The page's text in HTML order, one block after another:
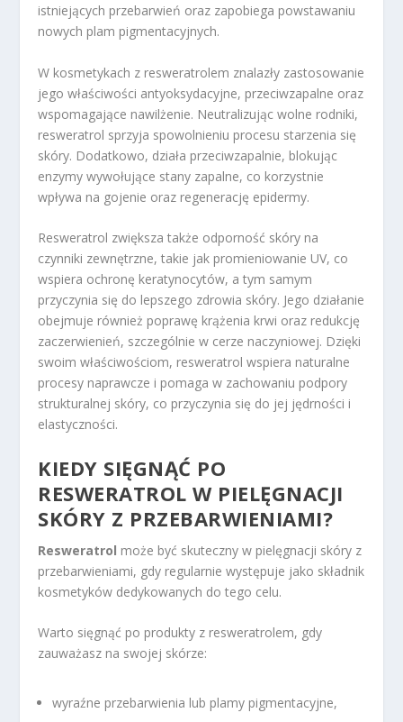
istniejących przebarwień oraz zapobiega powstawaniu
nowych plam pigmentacyjnych.
W kosmetykach z resweratrolem znalazły zastosowanie
jego właściwości antyoksydacyjne, przeciwzapalne oraz
wspomagające nawilżenie. Neutralizując wolne rodniki,
resweratrol sprzyja spowolnieniu procesu starzenia się
skóry. Dodatkowo, działa przeciwzapalnie, blokując
enzymy wywołujące stany zapalne, co korzystnie
wpływa na gojenie oraz regenerację epidermy.
Resweratrol zwiększa także odporność skóry na
czynniki zewnętrzne, takie jak promieniowanie UV, co
wspiera ochronę keratynocytów, a tym samym
przyczynia się do lepszego zdrowia skóry. Jego działanie
obejmuje również poprawę krążenia krwi oraz redukcję
zaczerwienień, szczególnie w cerze naczyniowej. Dzięki
swoim właściwościom, resweratrol wspiera naturalne
procesy naprawcze i pomaga w zachowaniu podpory
strukturalnej skóry, co przyczynia się do jej jędrności i
elastyczności.
KIEDY SIĘGNĄĆ PO
RESWERATROL W PIELĘGNACJI
SKÓRY Z PRZEBARWIENIAMI?
Resweratrol może być skuteczny w pielęgnacji skóry z
przebarwieniami, gdy regularnie występuje jako składnik
kosmetyków dedykowanych do tego celu.
Warto sięgnąć po produkty z resweratrolem, gdy
zauważasz na swojej skórze:
wyraźne przebarwienia lub plamy pigmentacyjne,